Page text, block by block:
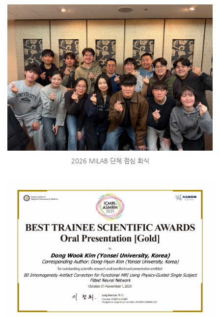
2026 MILAB 단체 점심 회식